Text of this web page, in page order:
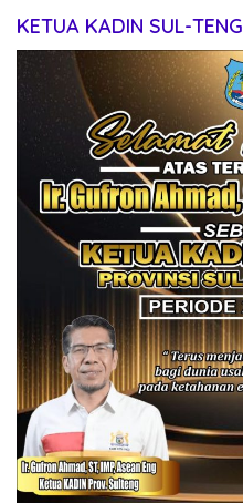
KETUA KADIN SUL-TENG